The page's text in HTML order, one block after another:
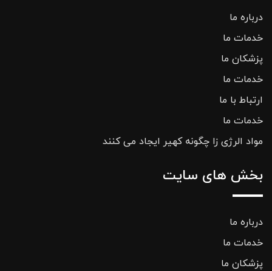
درباره ما
خدمات ما
پزشکان ما
خدمات ما
ارتباط با ما
خدمات ما
مواد الرژی زا چگونه کهیر ایجاد می کنند
بخش های سایت
درباره ما
خدمات ما
پزشکان ما